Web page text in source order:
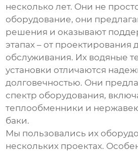
несколько лет. Они не
оборудование, они
решения и оказывают
этапах – от проектирования
обслуживания. Их водяные
установки отличаются
долговечностью. Они
спектр оборудования,
теплообменники и
баки.
Мы пользовались их
нескольких проектах.